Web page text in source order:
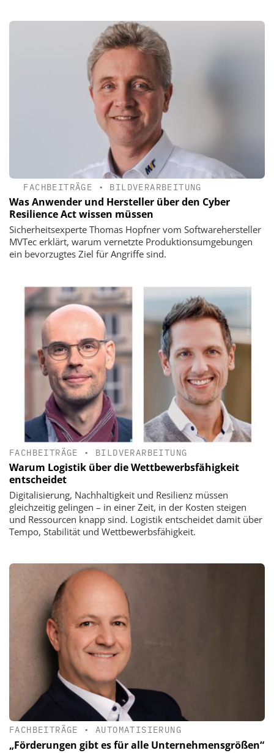
FACHBEITRÄGE • BILDVERARBEITUNG
Was Anwender und Hersteller über den Cyber
Resilience Act wissen müssen
Sicherheitsexperte Thomas Hopfner vom Softwarehersteller
MVTec erklärt, warum vernetzte Produktionsumgebungen
ein bevorzugtes Ziel für Angriffe sind.
FACHBEITRÄGE • BILDVERARBEITUNG
Warum Logistik über die Wettbewerbsfähigkeit
entscheidet
Digitalisierung, Nachhaltigkeit und Resilienz müssen
gleichzeitig gelingen – in einer Zeit, in der Kosten steigen
und Ressourcen knapp sind. Logistik entscheidet damit über
Tempo, Stabilität und Wettbewerbsfähigkeit.
FACHBEITRÄGE •AUTOMATISIERUNG
„Förderungen gibt es für alle Unternehmensgrößen“